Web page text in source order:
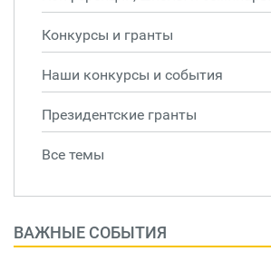
Конкурсы и гранты
Наши конкурсы и события
Президентские гранты
Все темы
ВАЖНЫЕ СОБЫТИЯ